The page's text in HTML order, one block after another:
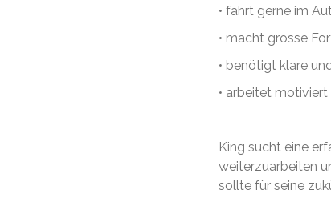
• fährt gerne im
• macht grosse
• benötigt klare
• arbeitet
King sucht eine
weiterzuarbeiten
sollte für seine